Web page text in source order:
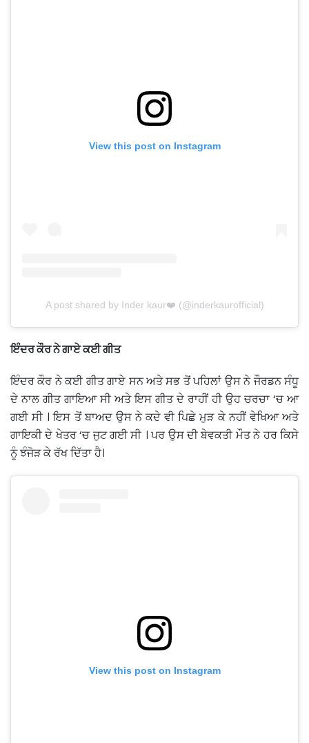
View this post on Instagram
A post shared by Inder kaur❤️ (@inderkaurofficial)
ਇੰਦਰ ਕੌਰ ਨੇ ਗਾਏ ਕਈ ਗੀਤ
ਇੰਦਰ ਕੌਰ ਨੇ ਕਈ ਗੀਤ ਗਾਏ ਸਨ ਅਤੇ ਸਭ ਤੋਂ ਪਹਿਲਾਂ ਉਸ ਨੇ ਜੌਰਡਨ ਸੰਧੂ
ਦੇ ਨਾਲ ਗੀਤ ਗਾਇਆ ਸੀ ਅਤੇ ਇਸ ਗੀਤ ਦੇ ਰਾਹੀਂ ਹੀ ਉਹ ਚਰਚਾ ‘ਚ ਆ
ਗਈ ਸੀ । ਇਸ ਤੋਂ ਬਾਅਦ ਉਸ ਨੇ ਕਦੇ ਵੀ ਪਿਛੇ ਮੁੜ ਕੇ ਨਹੀਂ ਵੇਖਿਆ ਅਤੇ
ਗਾਇਕੀ ਦੇ ਖੇਤਰ ‘ਚ ਜੁਟ ਗਈ ਸੀ । ਪਰ ਉਸ ਦੀ ਬੇਵਕਤੀ ਮੌਤ ਨੇ ਹਰ ਕਿਸੇ
ਨੂੰ ਝੰਜੋੜ ਕੇ ਰੱਖ ਦਿੱਤਾ ਹੈ।
View this post on Instagram